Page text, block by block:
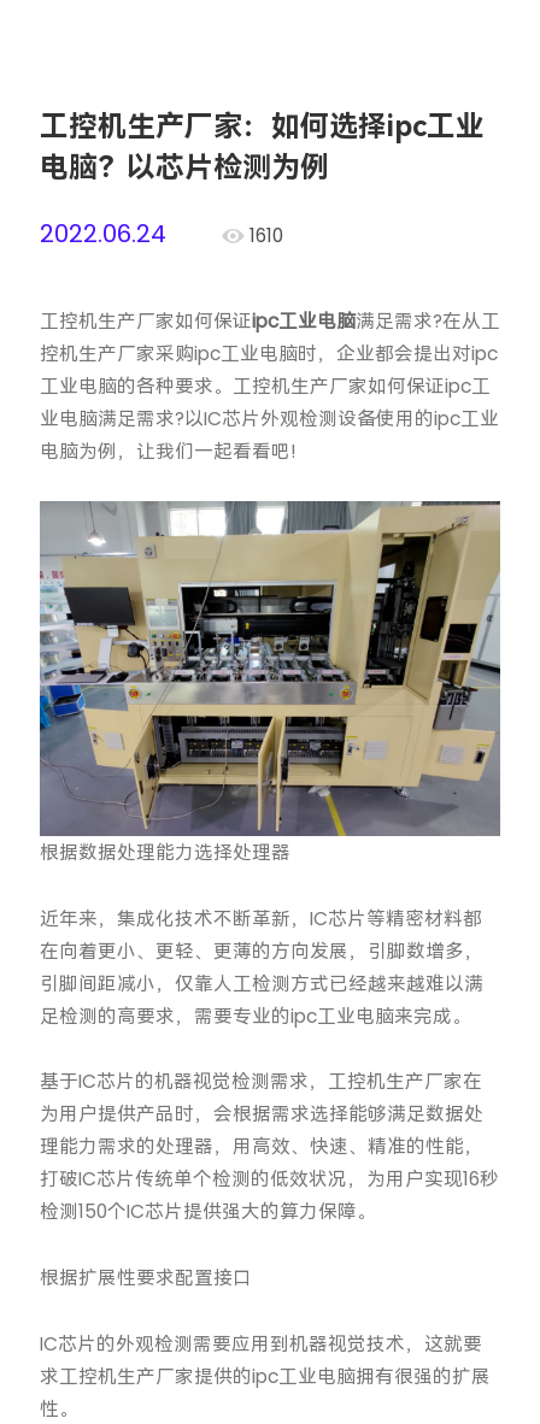
工控机生产厂家：如何选择ipc工业
电脑？以芯片检测为例
2022.06.24
1610
工控机生产厂家如何保证ipc工业电脑满足需求?在从工
控机生产厂家采购ipc工业电脑时，企业都会提出对ipc
工业电脑的各种要求。工控机生产厂家如何保证ipc工
业电脑满足需求?以IC芯片外观检测设备使用的ipc工业
电脑为例，让我们一起看看吧!
根据数据处理能力选择处理器
近年来，集成化技术不断革新，IC芯片等精密材料都
在向着更小、更轻、更薄的方向发展，引脚数增多，
引脚间距减小，仅靠人工检测方式已经越来越难以满
足检测的高要求，需要专业的ipc工业电脑来完成。
基于IC芯片的机器视觉检测需求，工控机生产厂家在
为用户提供产品时，会根据需求选择能够满足数据处
理能力需求的处理器，用高效、快速、精准的性能，
打破IC芯片传统单个检测的低效状况，为用户实现16秒
检测150个IC芯片提供强大的算力保障。
根据扩展性要求配置接口
IC芯片的外观检测需要应用到机器视觉技术，这就要
求工控机生产厂家提供的ipc工业电脑拥有很强的扩展
性。